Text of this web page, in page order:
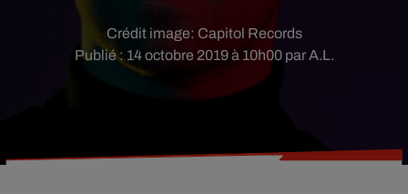
Publié : 14 octobre 2019 à 10h00 par A.L.
Crédit image: Capitol Records